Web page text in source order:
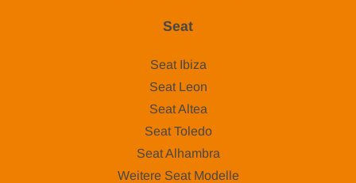
Seat
Seat Ibiza
Seat Leon
Seat Altea
Seat Toledo
Seat Alhambra
Weitere Seat Modelle